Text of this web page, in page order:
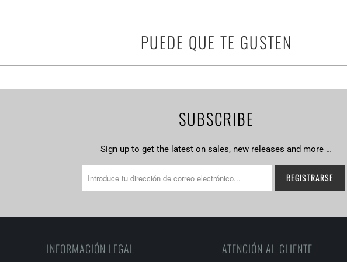
PUEDE QUE TE GUSTEN
SUBSCRIBE
Sign up to get the latest on sales, new releases and more …
INFORMACIÓN LEGAL ATENCIÓN AL CLIENTE